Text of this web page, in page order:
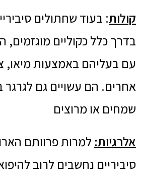
קולות: בעוד שחתולים
בדרך כלל כקוליים מוגזמים,
עם בעליהם באמצעות מיאו,
אחרים. הם עשויים גם
שמחים או מרוצים
אלרגיות: למרות פרוותם
סיביריים נחשבים לרוב